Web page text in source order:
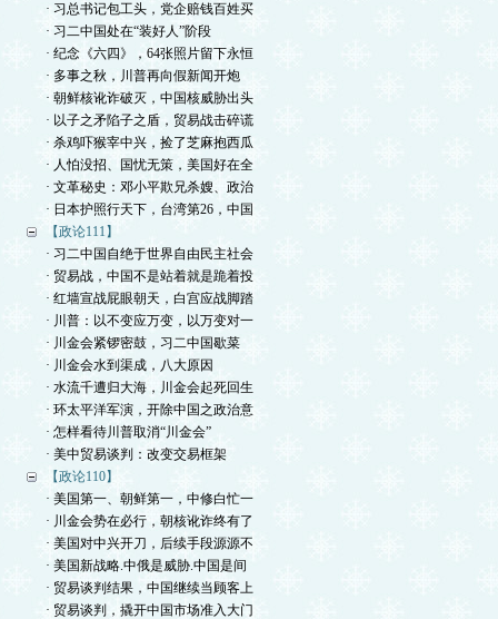
· 习总书记包工头，党企赔钱百姓买
· 习二中国处在“装好人”阶段
· 纪念《六四》，64张照片留下永恒
· 多事之秋，川普再向假新闻开炮
· 朝鲜核讹诈破灭，中国核威胁出头
· 以子之矛陷子之盾，贸易战击碎谎
· 杀鸡吓猴宰中兴，捡了芝麻抱西瓜
· 人怕没招、国忧无策，美国好在全
· 文革秘史：邓小平欺兄杀嫂、政治
· 日本护照行天下，台湾第26，中国
【政论111】
· 习二中国自绝于世界自由民主社会
· 贸易战，中国不是站着就是跪着投
· 红墙宣战屁眼朝天，白宫应战脚踏
· 川普：以不变应万变，以万变对一
· 川金会紧锣密鼓，习二中国歇菜
· 川金会水到渠成，八大原因
· 水流千遭归大海，川金会起死回生
· 环太平洋军演，开除中国之政治意
· 怎样看待川普取消“川金会”
· 美中贸易谈判：改变交易框架
【政论110】
· 美国第一、朝鲜第一，中修白忙一
· 川金会势在必行，朝核讹诈终有了
· 美国对中兴开刀，后续手段源源不
· 美国新战略.中俄是威胁.中国是间
· 贸易谈判结果，中国继续当顾客上
· 贸易谈判，撬开中国市场准入大门